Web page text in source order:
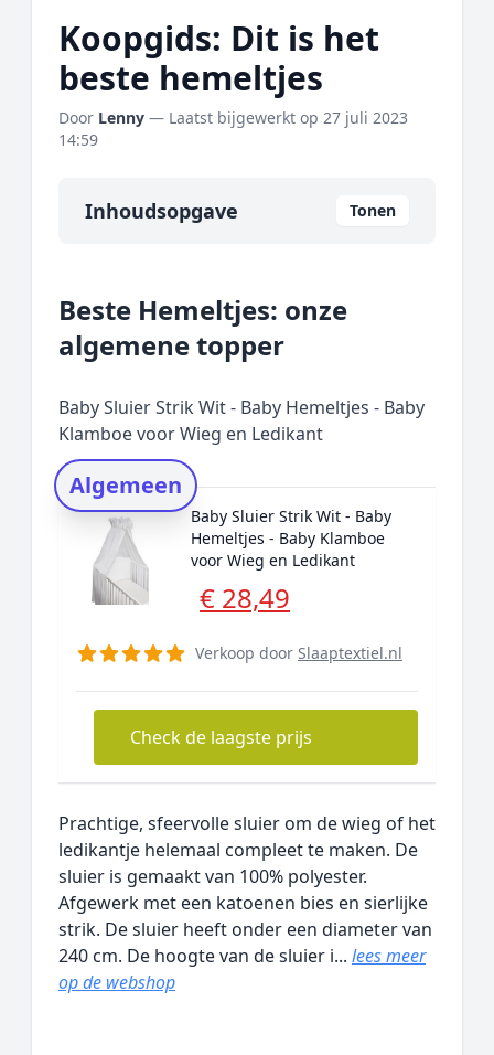
Koopgids: Dit is het
beste hemeltjes
Door Lenny — Laatst bijgewerkt op 27 juli 2023
14:59
Inhoudsopgave Tonen
Onze algemene topper
Prijs topper
Rating topper
Onderzoeksmethode
Alternatieven
Prijsniveaus
Beste Hemeltjes: onze
algemene topper
Baby Sluier Strik Wit - Baby Hemeltjes - Baby
Klamboe voor Wieg en Ledikant
Algemeen
Baby Sluier Strik Wit - Baby
Hemeltjes - Baby Klamboe
voor Wieg en Ledikant
€ 28,49
Verkoop door Slaaptextiel.nl
Check de laagste prijs
Prachtige, sfeervolle sluier om de wieg of het
ledikantje helemaal compleet te maken. De
sluier is gemaakt van 100% polyester.
Afgewerk met een katoenen bies en sierlijke
strik. De sluier heeft onder een diameter van
240 cm. De hoogte van de sluier i... lees meer
op de webshop